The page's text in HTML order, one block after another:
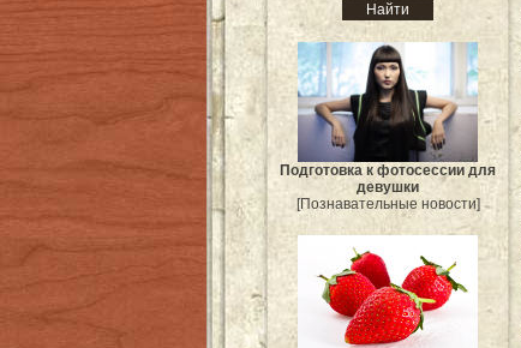
Подготовка к фотосессии для
девушки
[Познавательные новости]